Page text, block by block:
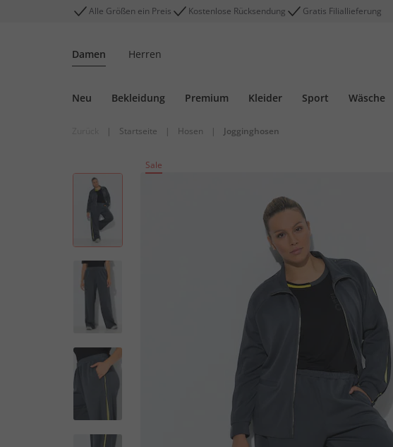
Alle Größen ein Preis Kostenlose Rücksendung Gratis Filiallieferung
Damen Herren
Neu Bekleidung Premium Kleider Sport Wäsche
| Startseite | Hosen | Jogginghosen
Sale